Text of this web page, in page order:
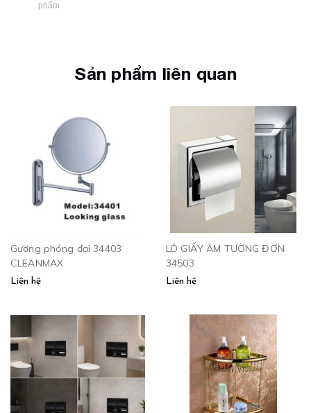
phẩm
Sản phẩm liên quan
Gương phóng đại 34403
CLEANMAX
Liên hệ
LÔ GIẤY ÂM TƯỜNG ĐƠN
34503
Liên hệ